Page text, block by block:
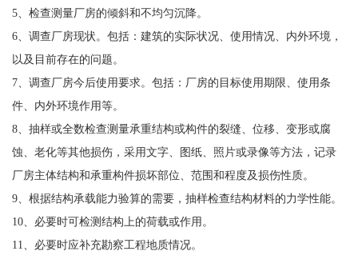
5、检查测量厂房的倾斜和不均匀沉降。
6、调查厂房现状。包括：建筑的实际状况、使用情况、内外环境，
以及目前存在的问题。
7、调查厂房今后使用要求。包括：厂房的目标使用期限、使用条
件、内外环境作用等。
8、抽样或全数检查测量承重结构或构件的裂缝、位移、变形或腐
蚀、老化等其他损伤，采用文字、图纸、照片或录像等方法，记录
厂房主体结构和承重构件损坏部位、范围和程度及损伤性质。
9、根据结构承载能力验算的需要，抽样检查结构材料的力学性能。
10、必要时可检测结构上的荷载或作用。
11、必要时应补充勘察工程地质情况。